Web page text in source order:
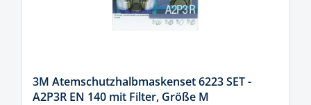
3M Atemschutzhalbmaskenset 6223 SET -
A2P3R EN 140 mit Filter, Größe M